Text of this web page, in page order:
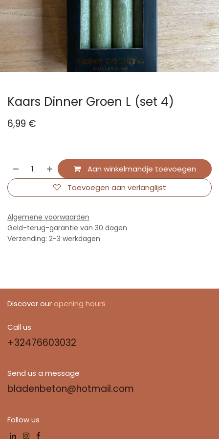
Kaars Dinner Groen L (set 4)
6,99 €
Aan winkelmandje toevoegen
Toevoegen aan verlanglijst
Algemene voorwaarden
Geld-terug-garantie van 30 dagen
Verzending: 2-3 werkdagen
Discover our opening hours
Call us
+32476603032
Send us a message
bladenbeton@hotmail.com
Follow us